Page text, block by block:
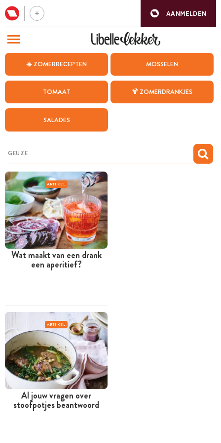
AANMELDEN
☀️ ZOMERRECEPTEN MOSSELEN
TOMAAT 🍹 ZOMERDRANKJES
SALADES
ARTIKEL
Wat maakt van een drank
een aperitief?
ARTIKEL
Al jouw vragen over
stoofpotjes beantwoord
BEZOEK ONZE ANDERE WEBSITES
WEEKMENU
CHAT MET MAIA
MIJN BEWAARDE RECEPTEN